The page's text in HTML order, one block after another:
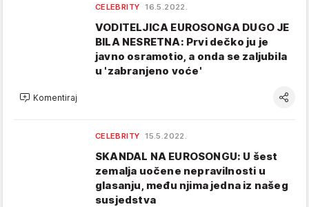
CELEBRITY 16.5.2022.
VODITELJICA EUROSONGA DUGO JE
BILA NESRETNA: Prvi dečko ju je
javno osramotio, a onda se zaljubila
u 'zabranjeno voće'
Komentiraj
CELEBRITY 15.5.2022.
SKANDAL NA EUROSONGU: U šest
zemalja uočene nepravilnosti u
glasanju, među njima jedna iz našeg
susjedstva